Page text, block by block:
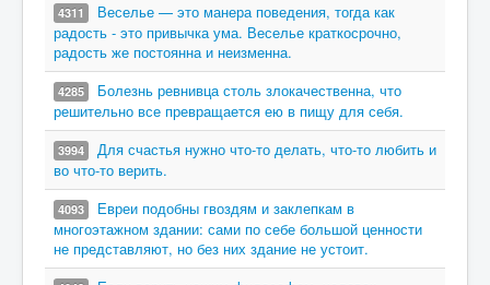
4311
Веселье — это манера поведения, тогда как
радость - это привычка ума. Веселье краткосрочно,
радость же постоянна и неизменна.
4285
Болезнь ревнивца столь злокачественна, что
решительно все превращается ею в пищу для себя.
3994
Для счастья нужно что-то делать, что-то любить и
во что-то верить.
4093
Евреи подобны гвоздям и заклепкам в
многоэтажном здании: сами по себе большой ценности
не представляют, но без них здание не устоит.